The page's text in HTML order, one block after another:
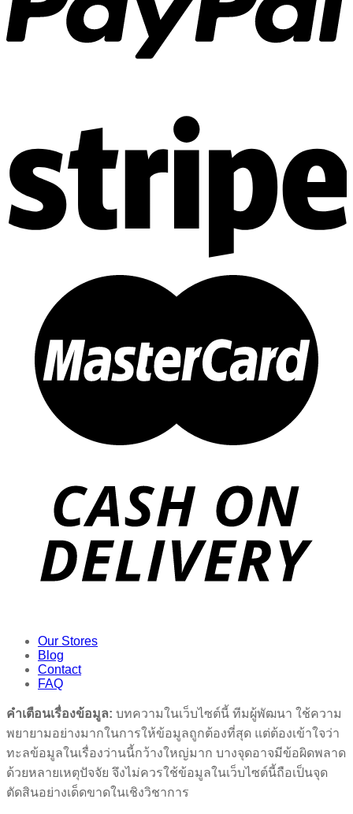
Our Stores
Blog
Contact
FAQ
คำเตือนเรื่องข้อมูล: บทความในเว็บไซต์นี้ ทีมผู้พัฒนา ใช้ความ
พยายามอย่างมากในการให้ข้อมูลถูกต้องที่สุด แต่ต้องเข้าใจว่า
ทะลข้อมูลในเรื่องว่านนี้กว้างใหญ่มาก บางจุดอาจมีข้อผิดพลาด
ด้วยหลายเหตุปัจจัย จึงไม่ควรใช้ข้อมูลในเว็บไซต์นี้ถือเป็นจุด
ตัดสินอย่างเด็ดขาดในเชิงวิชาการ